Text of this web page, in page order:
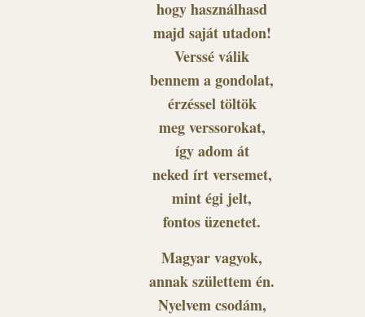
hogy használhasd
majd saját utadon!
Verssé válik
bennem a gondolat,
érzéssel töltök
meg verssorokat,
így adom át
neked írt versemet,
mint égi jelt,
fontos üzenetet.
Magyar vagyok,
annak születtem én.
Nyelvem csodám,